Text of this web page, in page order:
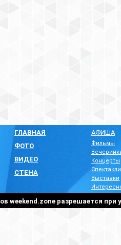
ГЛАВНАЯ
ФОТО
ВИДЕО
СТЕНА
АФИША
Фильмы
Концерты
Спектакли
Выставки
weekend.zone разрешается